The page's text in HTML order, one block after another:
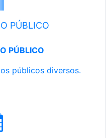
PÚBLICO
PÚBLICO
públicos diversos.